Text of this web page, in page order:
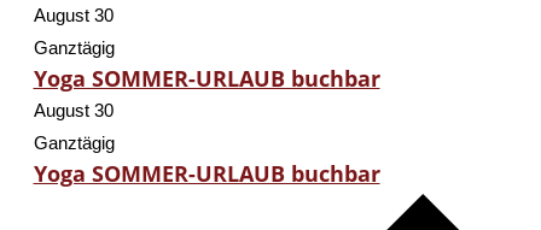
August 30
Ganztägig
Yoga SOMMER-URLAUB buchbar
August 30
Ganztägig
Yoga SOMMER-URLAUB buchbar